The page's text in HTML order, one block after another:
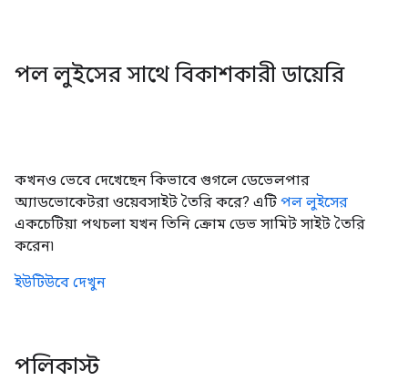
পল লুইসের সাথে বিকাশকারী ডায়েরি
কখনও ভেবে দেখেছেন কিভাবে গুগলে ডেভেলপার
অ্যাডভোকেটরা ওয়েবসাইট তৈরি করে? এটি পল লুইসের
একচেটিয়া পথচলা যখন তিনি ক্রোম ডেভ সামিট সাইট তৈরি
করেন৷
ইউটিউবে দেখুন
পলিকাস্ট